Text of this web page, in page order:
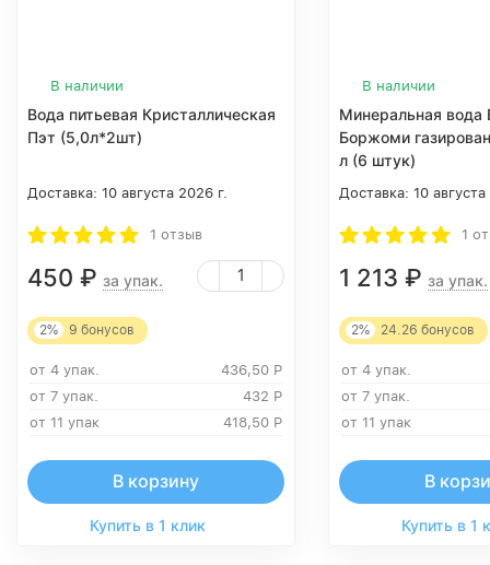
В наличии
Вода питьевая Кристаллическая
Пэт (5,0л*2шт)
Доставка: 10 августа 2026 г.
1 отзыв
450 ₽ за упак.
2% 9 бонусов
от 4 упак. 436,50 Р
от 7 упак.
432 Р
от 11 упак
418,50 Р
В корзину
Купить в 1 клик
В наличии
Минеральная вода
Боржоми
л (6 штук)
Доставка: 10
1
1 213 ₽ за упак.
2% 24.26 бонусов
от 4 упак.
от 7 упак.
от 11 упак
В
Купить в 1